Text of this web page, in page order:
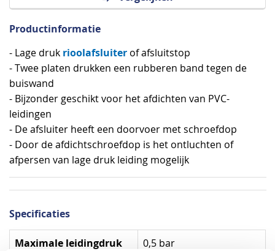
Productinformatie
- Lage druk rioolafsluiter of afsluitstop
- Twee platen drukken een rubberen band tegen de
buiswand
- Bijzonder geschikt voor het afdichten van PVC-
leidingen
- De afsluiter heeft een doorvoer met schroefdop
- Door de afdichtschroefdop is het ontluchten of
afpersen van lage druk leiding mogelijk
Specificaties
Specificaties
Maximale leidingdruk 0,5 bar